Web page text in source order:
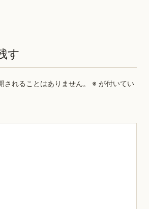
す
されることはありません。 ※ が付いてい